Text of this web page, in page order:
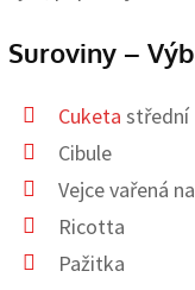
Suroviny –
Cuketa střední
Cibule
Vejce vařená
Ricotta
Pažitka